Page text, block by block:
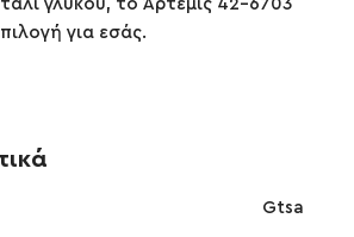
γλυκού, το Άρτεμις 42-6703
για εσάς.
Gtsa